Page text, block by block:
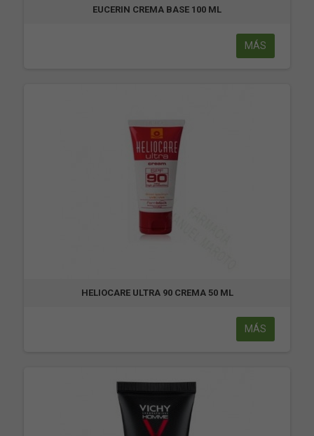
EUCERIN CREMA BASE 100 ML
MÁS
HELIOCARE ULTRA 90 CREMA 50 ML
MÁS